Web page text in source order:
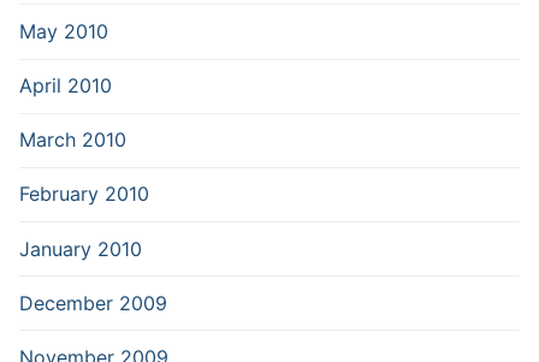
May 2010
April 2010
March 2010
February 2010
January 2010
December 2009